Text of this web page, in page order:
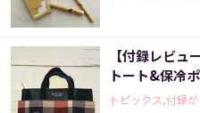
【付録レビ
トート&保冷
トピックス,付録